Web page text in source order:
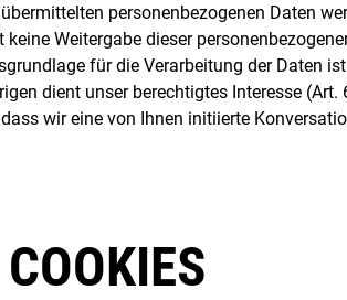
personenbezogenen Daten
keine Weitergabe dieser
für die Verarbeitung der Daten
dient unser berechtigtes Interesse
wir eine von Ihnen initiierte